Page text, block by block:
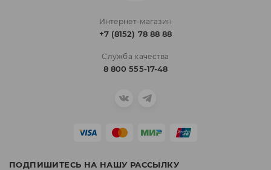
Интернет-магазин
+7 (8152) 78 88 88
Служба качества
8 800 555-17-48
ПОДПИШИТЕСЬ НА НАШУ РАССЫЛКУ